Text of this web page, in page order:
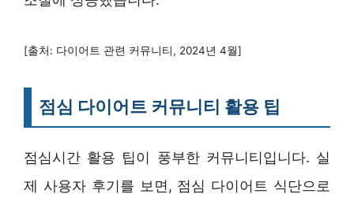
[출처: 다이어트 관련 커뮤니티, 2024년 4월]
점심 다이어트 커뮤니티 활용 팁
점심시간 활용 팁이 풍부한 커뮤니티입니다. 실
제 사용자 후기를 보면, 점심 다이어트 식단으로